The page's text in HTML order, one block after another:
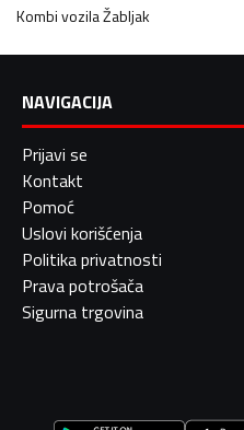
Kombi vozilaŽabljak
NAVIGACIJA
Prijavi se
Kontakt
Pomoć
Uslovi korišćenja
Politika privatnosti
Prava potrošača
Sigurna trgovina